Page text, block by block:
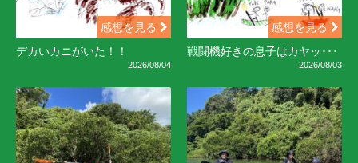
感想を見る
デカいカニがいた！！
2026/08/04
感想を見る
戦闘機好きの息子はカヤッ･･･
2026/08/03